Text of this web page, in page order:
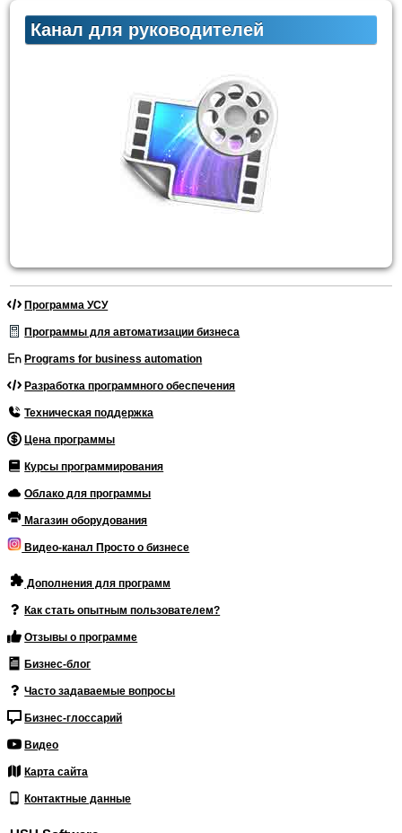
Канал для руководителей
Программа УСУ
Программы для автоматизации бизнеса
Programs for business automation
Разработка программного обеспечения
Техническая поддержка
Цена программы
Курсы программирования
Облако для программы
Магазин оборудования
Видео-канал Просто о бизнесе
Дополнения для программ
Как стать опытным пользователем?
Отзывы о программе
Бизнес-блог
Часто задаваемые вопросы
Бизнес-глоссарий
Видео
Карта сайта
Контактные данные